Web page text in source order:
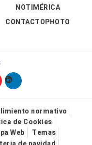
NOTIMÉRICA
CONTACTOPHOTO
normativo
de Cookies
Web
Temas